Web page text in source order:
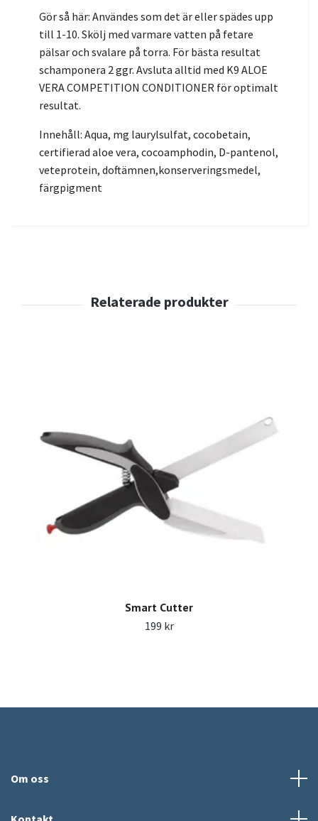
Gör så här: Användes som det är eller spädes upp
till 1-10. Skölj med varmare vatten på fetare
pälsar och svalare på torra. För bästa resultat
schamponera 2 ggr. Avsluta alltid med K9 ALOE
VERA COMPETITION CONDITIONER för optimalt
resultat.
Innehåll: Aqua, mg laurylsulfat, cocobetain,
certifierad aloe vera, cocoamphodin, D-pantenol,
veteprotein, doftämnen,konserveringsmedel,
färgpigment
Smart Cutter
199 kr
Om oss